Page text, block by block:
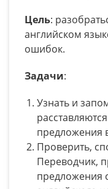
Цель:
английском
ошибок.
Задачи:
Узнать и
предложения
Проверить,
Переводчик,
предложения